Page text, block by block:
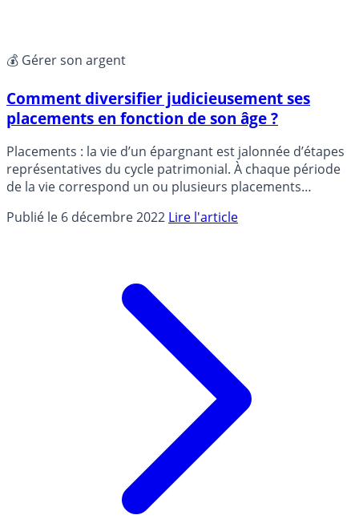
💰 Gérer son argent
Comment diversifier judicieusement ses
placements en fonction de son âge ?
Placements : la vie d’un épargnant est jalonnée d’étapes
représentatives du cycle patrimonial. À chaque période
de la vie correspond un ou plusieurs placements
Publié le 6 décembre 2022 Lire l'article